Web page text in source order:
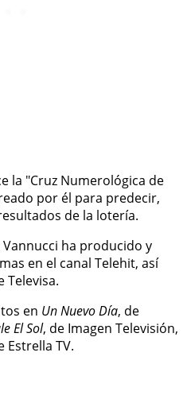
la "Cruz Numerológica de
por él para predecir,
de la lotería.
Vannucci ha producido y
en el canal Telehit, así
Televisa.
en Un Nuevo Día, de
El Sol, de Imagen Televisión,
Estrella TV.